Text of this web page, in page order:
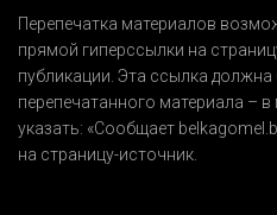
Перепечатка материалов
прямой гиперссылки на
публикации. Эта ссылка
перепечатанного материала –
указать: «Сообщает
на страницу-источник.